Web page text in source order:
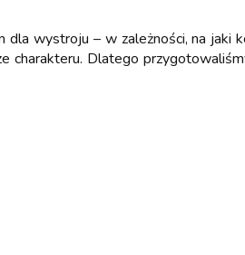
dla wystroju – w zależności, na jaki
charakteru. Dlatego